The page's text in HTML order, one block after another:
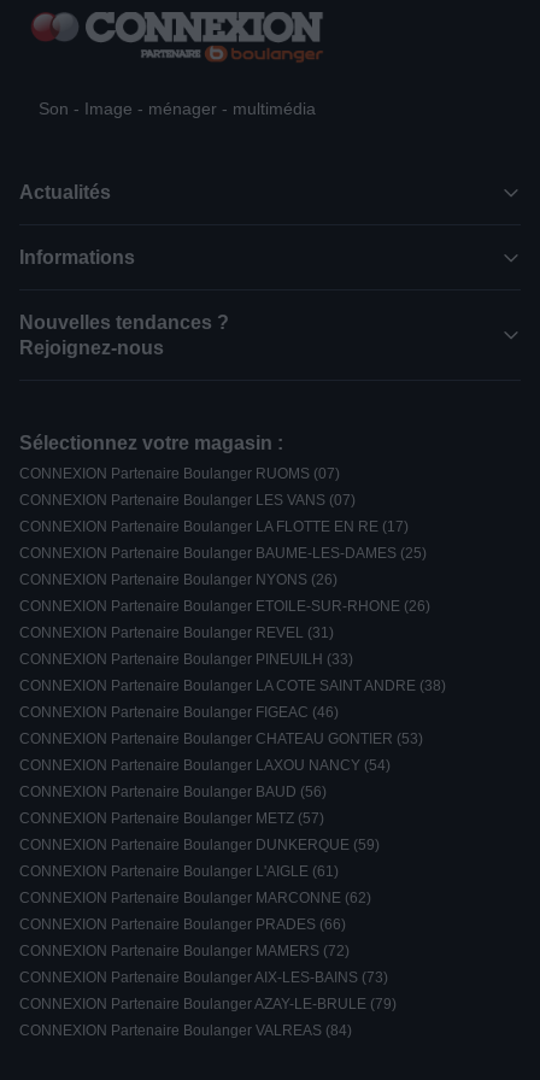
Son - Image - ménager - multimédia
Actualités
Informations
Nouvelles tendances ?
Rejoignez-nous
Sélectionnez votre magasin :
CONNEXION Partenaire Boulanger RUOMS (07)
CONNEXION Partenaire Boulanger LES VANS (07)
CONNEXION Partenaire Boulanger LA FLOTTE EN RE (17)
CONNEXION Partenaire Boulanger BAUME-LES-DAMES (25)
CONNEXION Partenaire Boulanger NYONS (26)
CONNEXION Partenaire Boulanger ETOILE-SUR-RHONE (26)
CONNEXION Partenaire Boulanger REVEL (31)
CONNEXION Partenaire Boulanger PINEUILH (33)
CONNEXION Partenaire Boulanger LA COTE SAINT ANDRE (38)
CONNEXION Partenaire Boulanger FIGEAC (46)
CONNEXION Partenaire Boulanger CHATEAU GONTIER (53)
CONNEXION Partenaire Boulanger LAXOU NANCY (54)
CONNEXION Partenaire Boulanger BAUD (56)
CONNEXION Partenaire Boulanger METZ (57)
CONNEXION Partenaire Boulanger DUNKERQUE (59)
CONNEXION Partenaire Boulanger L'AIGLE (61)
CONNEXION Partenaire Boulanger MARCONNE (62)
CONNEXION Partenaire Boulanger PRADES (66)
CONNEXION Partenaire Boulanger MAMERS (72)
CONNEXION Partenaire Boulanger AIX-LES-BAINS (73)
CONNEXION Partenaire Boulanger AZAY-LE-BRULE (79)
CONNEXION Partenaire Boulanger VALREAS (84)